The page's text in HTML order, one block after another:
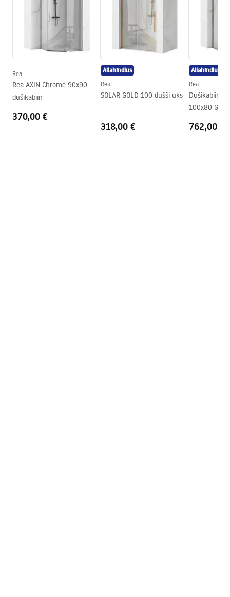
Paigaldusviis
635mm
60
mm
Sügavus
75mm
Seeria
Duo
Garantii
24 kuud
Rea
Rea AXIN Chrome 90x90
dušikabiin
370,00 €
Allahindlus
Rea
SOLAR GOLD 100 dušši uks
318,00 €
Allahindlus
Rea
Dušikabiin
100x80 Gold
762,00 €